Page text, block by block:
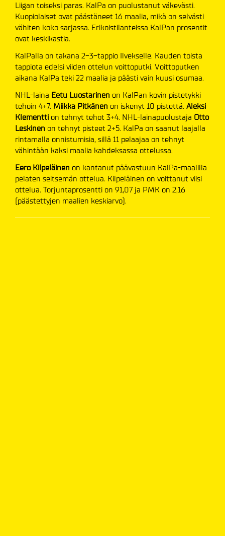
Liigan toiseksi paras. KalPa on puolustanut väkevästi.
Kuopiolaiset ovat päästäneet 16 maalia, mikä on selvästi
vähiten koko sarjassa. Erikoistilanteissa KalPan prosentit
ovat keskikastia.
KalPalla on takana 2-3-tappio Ilvekselle. Kauden toista
tappiota edelsi viiden ottelun voittoputki. Voittoputken
aikana KalPa teki 22 maalia ja päästi vain kuusi osumaa.
NHL-laina Eetu Luostarinen on KalPan kovin pistetykki
tehoin 4+7. Miikka Pitkänen on iskenyt 10 pistettä. Aleksi
Klementti on tehnyt tehot 3+4. NHL-lainapuolustaja Otto
Leskinen on tehnyt pisteet 2+5. KalPa on saanut laajalla
rintamalla onnistumisia, sillä 11 pelaajaa on tehnyt
vähintään kaksi maalia kahdeksassa ottelussa.
Eero Kilpeläinen on kantanut päävastuun KalPa-maalilla
pelaten seitsemän ottelua. Kilpeläinen on voittanut viisi
ottelua. Torjuntaprosentti on 91,07 ja PMK on 2,16
(päästettyjen maalien keskiarvo).